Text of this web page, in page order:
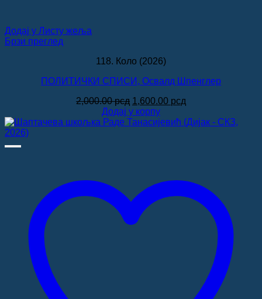
Додај у Листу жеља
Брзи преглед
118. Коло (2026)
ПОЛИТИЧКИ СПИСИ, Освалд Шпенглер
2,000.00рсд Оригинална
цена
је
1,600.00 рсд
је:
Додај у корпу